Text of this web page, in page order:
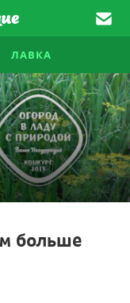
ЛАВКА
больше